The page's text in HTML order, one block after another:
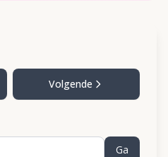
Volgende
Ga